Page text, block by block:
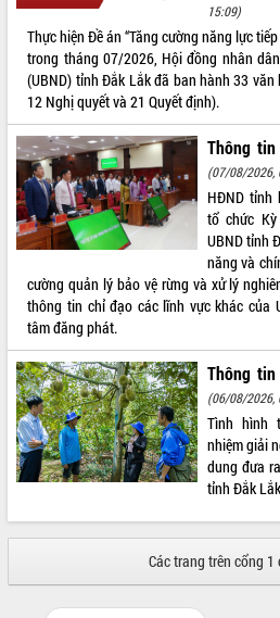
VIDEO
Trailer Lễ hội Sầu riêng Đắk Lắk năm
Khám bệnh, cấp phát thuốc miễn phí
và tặng quà người dân xã Cư Pui
15:09)
Thực hiện Đề án “Tăng cường năng lực
trong tháng 07/2026, Hội đồng nhân
(UBND) tỉnh Đắk Lắk đã ban hành 33
12 Nghị quyết và 21 Quyết định).
Thông
(07/08/2026,
HĐND tỉnh
tổ chức
UBND tỉnh
năng và
cường quản lý bảo vệ rừng và xử lý
thông tin chỉ đạo các lĩnh vực khác của
tâm đăng phát.
Thông
(06/08/2026,
Tình hình
nhiệm giải
dung đưa
tỉnh Đắk
Các trang trên cổng 1